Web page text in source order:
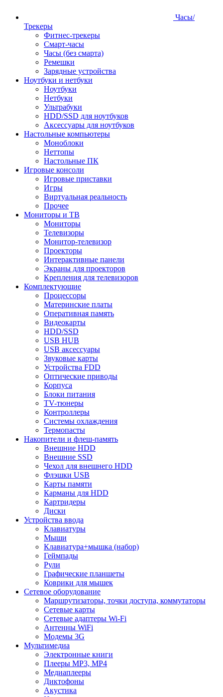
Часы/
Трекеры
Фитнес-трекеры
Смарт-часы
Часы (без смарта)
Ремешки
Зарядные устройства
Ноутбуки и нетбуки
Ноутбуки
Нетбуки
Ультрабуки
HDD/SSD для ноутбуков
Аксессуары для ноутбуков
Настольные компьютеры
Моноблоки
Неттопы
Настольные ПК
Игровые консоли
Игровые приставки
Игры
Виртуальная реальность
Прочее
Мониторы и ТВ
Мониторы
Телевизоры
Монитор-телевизор
Проекторы
Интерактивные панели
Экраны для проекторов
Крепления для телевизоров
Комплектующие
Процессоры
Материнские платы
Оперативная память
Видеокарты
HDD/SSD
USB HUB
USB аксессуары
Звуковые карты
Устройства FDD
Оптические приводы
Корпуса
Блоки питания
TV-тюнеры
Контроллеры
Системы охлаждения
Термопасты
Накопители и флеш-память
Внешние HDD
Внешние SSD
Чехол для внешнего HDD
Флэшки USB
Карты памяти
Карманы для HDD
Картридеры
Диски
Устройства ввода
Клавиатуры
Мыши
Клавиатура+мышка (набор)
Геймпады
Рули
Графические планшеты
Коврики для мышек
Сетевое оборудование
Маршрутизаторы, точки доступа, коммутаторы
Сетевые карты
Сетевые адаптеры Wi-Fi
Антенны WiFi
Модемы 3G
Мультимедиа
Электронные книги
Плееры MP3, MP4
Медиаплееры
Диктофоны
Акустика